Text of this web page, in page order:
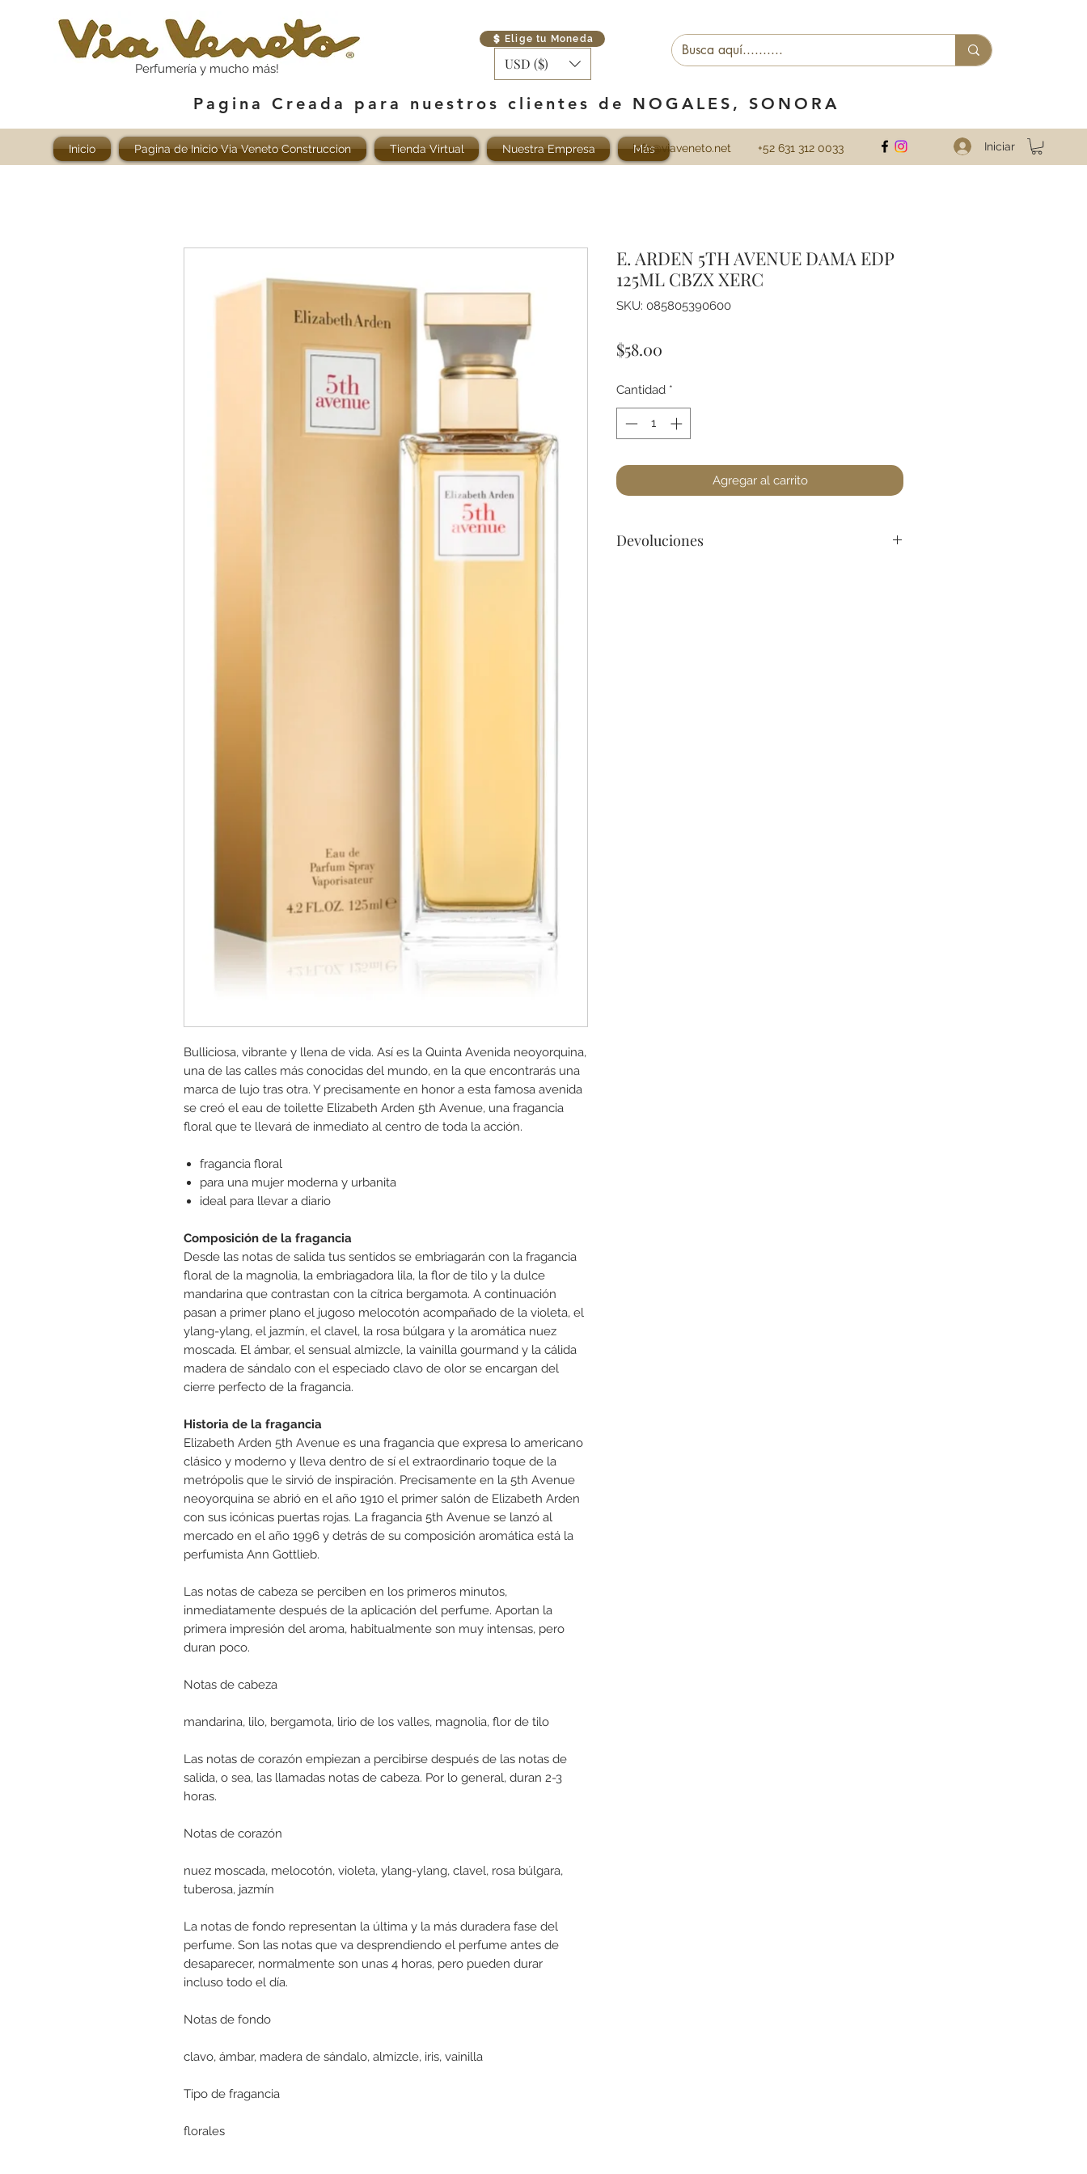
Perfumería y mucho más!
Elige tu Moneda
USD ($)
Pagina Creada para nuestros clientes de NOGALES, SONORA
Inicio Pagina de Inicio Via Veneto Construccion Tienda Virtual Nuestra Empresa Más
info@viaveneto.net +52 631 312 0033 Iniciar
Bulliciosa, vibrante y llena de vida. Así es la Quinta Avenida neoyorquina,
una de las calles más conocidas del mundo, en la que encontrarás una
marca de lujo tras otra. Y precisamente en honor a esta famosa avenida
se creó el eau de toilette Elizabeth Arden 5th Avenue, una fragancia
floral que te llevará de inmediato al centro de toda la acción.
fragancia floral
para una mujer moderna y urbanita
ideal para llevar a diario
Composición de la fragancia
Desde las notas de salida tus sentidos se embriagarán con la fragancia
floral de la magnolia, la embriagadora lila, la flor de tilo y la dulce
mandarina que contrastan con la cítrica bergamota. A continuación
pasan a primer plano el jugoso melocotón acompañado de la violeta, el
ylang-ylang, el jazmín, el clavel, la rosa búlgara y la aromática nuez
moscada. El ámbar, el sensual almizcle, la vainilla gourmand y la cálida
madera de sándalo con el especiado clavo de olor se encargan del
cierre perfecto de la fragancia.
Historia de la fragancia
Elizabeth Arden 5th Avenue es una fragancia que expresa lo americano
clásico y moderno y lleva dentro de sí el extraordinario toque de la
metrópolis que le sirvió de inspiración. Precisamente en la 5th Avenue
neoyorquina se abrió en el año 1910 el primer salón de Elizabeth Arden
con sus icónicas puertas rojas. La fragancia 5th Avenue se lanzó al
mercado en el año 1996 y detrás de su composición aromática está la
perfumista Ann Gottlieb.
Las notas de cabeza se perciben en los primeros minutos,
inmediatamente después de la aplicación del perfume. Aportan la
primera impresión del aroma, habitualmente son muy intensas, pero
duran poco.
Notas de cabeza
mandarina, lilo, bergamota, lirio de los valles, magnolia, flor de tilo
Las notas de corazón empiezan a percibirse después de las notas de
salida, o sea, las llamadas notas de cabeza. Por lo general, duran 2-3
horas.
Notas de corazón
nuez moscada, melocotón, violeta, ylang-ylang, clavel, rosa búlgara,
tuberosa, jazmín
La notas de fondo representan la última y la más duradera fase del
perfume. Son las notas que va desprendiendo el perfume antes de
desaparecer, normalmente son unas 4 horas, pero pueden durar
incluso todo el día.
Notas de fondo
clavo, ámbar, madera de sándalo, almizcle, iris, vainilla
Tipo de fragancia
florales
E. ARDEN 5TH AVENUE DAMA EDP
125ML CBZX XERC
SKU: 085805390600
$58.00
Cantidad *
Agregar al carrito
Devoluciones